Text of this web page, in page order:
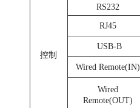
控制
RS232
RJ45
USB-B
Wired Remote(IN)
Wired
Remote(OUT)